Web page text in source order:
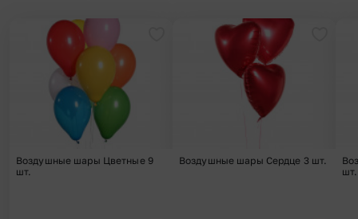
Добавить в избранное
Воздушные шары Цветные 9
шт.
Воздушные шары Сердце 3 шт.
шт.